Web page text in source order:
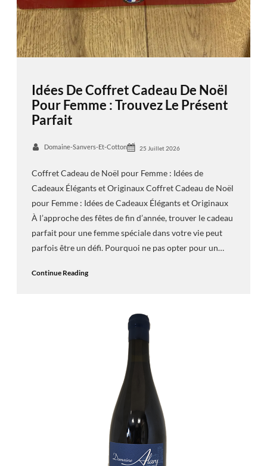
Idées De Coffret Cadeau De Noël
Pour Femme : Trouvez Le Présent
Parfait
Domaine-Sanvers-Et-Cotton 25 Juillet 2026
Coffret Cadeau de Noël pour Femme : Idées de
Cadeaux Élégants et Originaux Coffret Cadeau de Noël
pour Femme : Idées de Cadeaux Élégants et Originaux
À l’approche des fêtes de fin d’année, trouver le cadeau
parfait pour une femme spéciale dans votre vie peut
parfois être un défi. Pourquoi ne pas opter pour un…
Continue Reading